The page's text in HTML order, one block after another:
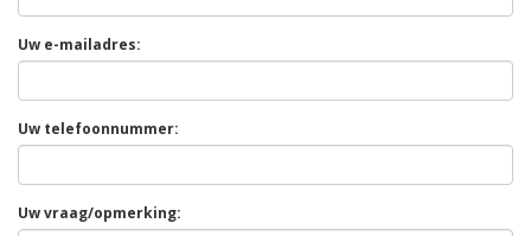
Uw e-mailadres:
Uw telefoonnummer:
Uw vraag/opmerking: